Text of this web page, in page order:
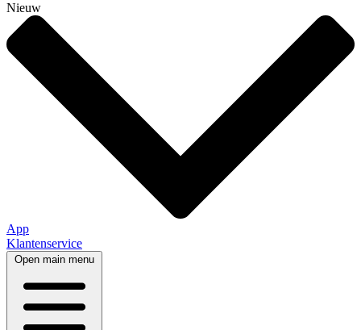
Nieuw
App
Klantenservice
Open main menu